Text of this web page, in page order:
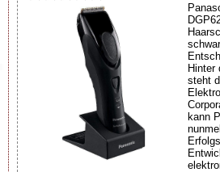
Hinter
steht
kann